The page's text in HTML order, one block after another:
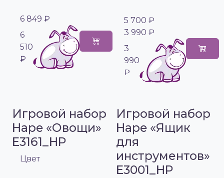
6 849 ₽
6
510
₽
5 700 ₽
3 990 ₽
3
990
₽
Игровой набор
Hape «Овощи»
E3161_HP
Цвет
Игровой набор
Hape «Ящик
для
инструментов»
E3001_HP